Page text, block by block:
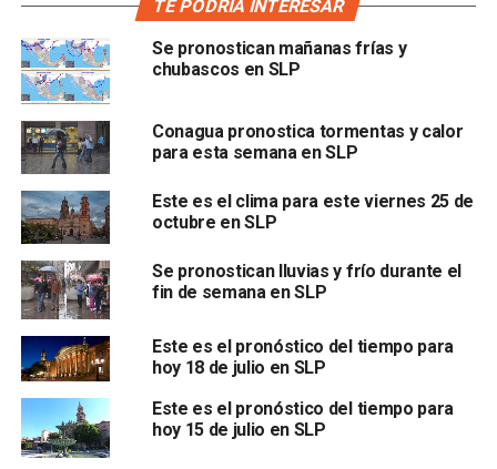
Se recomienda usar ropa ligera y mantenerse
hidratadodebido a las altas temperaturas que se
presentarán durante el día.
También lee
(VIDEOS) Persecución terminó en choque en
avenida Carranza en SLP
ARTÍCULOS RELACIONADOS:
CLIMA SLP
SIGUIENTE
(VIDEO) Graban presunto intento de suicidio en el
TE PODRÍA INTERESAR
Se pronostican mañanas frías y
chubascos en SLP
Conagua pronostica tormentas y calor
para esta semana en SLP
Este es el clima para este viernes 25 de
octubre en SLP
Se pronostican lluvias y frío durante el
fin de semana en SLP
Este es el pronóstico del tiempo para
hoy 18 de julio en SLP
Este es el pronóstico del tiempo para
hoy 15 de julio en SLP